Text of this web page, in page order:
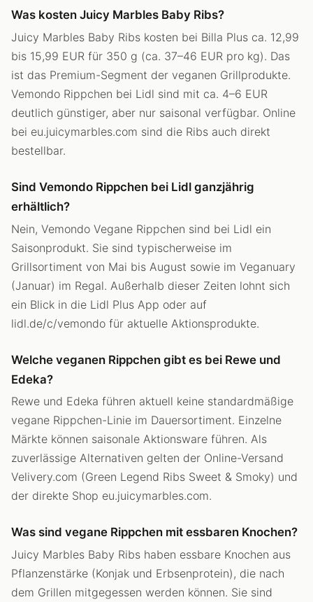
Was kosten Juicy Marbles Baby Ribs?
Juicy Marbles Baby Ribs kosten bei Billa Plus ca. 12,99
bis 15,99 EUR für 350 g (ca. 37–46 EUR pro kg). Das
ist das Premium-Segment der veganen Grillprodukte.
Vemondo Rippchen bei Lidl sind mit ca. 4–6 EUR
deutlich günstiger, aber nur saisonal verfügbar. Online
bei eu.juicymarbles.com sind die Ribs auch direkt
bestellbar.
Sind Vemondo Rippchen bei Lidl ganzjährig
erhältlich?
Nein, Vemondo Vegane Rippchen sind bei Lidl ein
Saisonprodukt. Sie sind typischerweise im
Grillsortiment von Mai bis August sowie im Veganuary
(Januar) im Regal. Außerhalb dieser Zeiten lohnt sich
ein Blick in die Lidl Plus App oder auf
lidl.de/c/vemondo für aktuelle Aktionsprodukte.
Welche veganen Rippchen gibt es bei Rewe und
Edeka?
Rewe und Edeka führen aktuell keine standardmäßige
vegane Rippchen-Linie im Dauersortiment. Einzelne
Märkte können saisonale Aktionsware führen. Als
zuverlässige Alternativen gelten der Online-Versand
Velivery.com (Green Legend Ribs Sweet & Smoky) und
der direkte Shop eu.juicymarbles.com.
Was sind vegane Rippchen mit essbaren Knochen?
Juicy Marbles Baby Ribs haben essbare Knochen aus
Pflanzenstärke (Konjak und Erbsenprotein), die nach
dem Grillen mitgegessen werden können. Sie sind